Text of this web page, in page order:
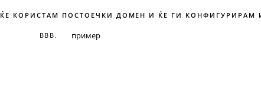
ЌЕ КОРИСТАМ ПОСТОЕЧКИ ДОМЕН И ЌЕ ГИ КОНФИГУРИРАМ
ВВВ.